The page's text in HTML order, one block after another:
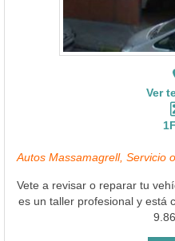
Ver
Autos Massamagrell, Servicio
Vete a revisar o reparar tu
es un taller profesional y está